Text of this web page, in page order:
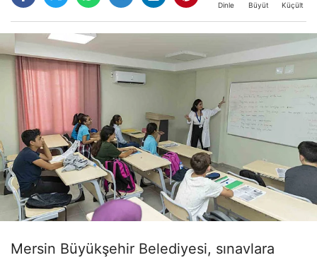
Dinle Büyüt Küçült
Mersin Büyükşehir Belediyesi, sınavlara